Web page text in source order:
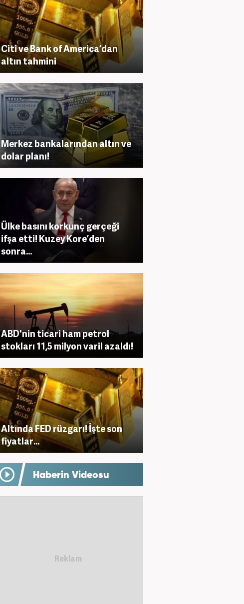
Citi ve Bank of America’dan
altın tahmini
Merkez bankalarından altın ve
dolar planı!
Ülke basını korkunç gerçeği
ifşa etti! Kuzey Kore’den
sonra...
ABD'nin ticari ham petrol
stokları 11,5 milyon varil azaldı!
Altında FED rüzgarı! İşte son
fiyatlar...
Haberin Videosu